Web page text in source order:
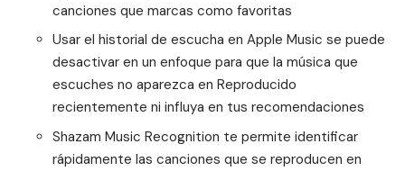
canciones que marcas como favoritas
Usar el historial de escucha en Apple Music se puede
desactivar en un enfoque para que la música que
escuches no aparezca en Reproducido
recientemente ni influya en tus recomendaciones
Shazam Music Recognition te permite identificar
rápidamente las canciones que se reproducen en